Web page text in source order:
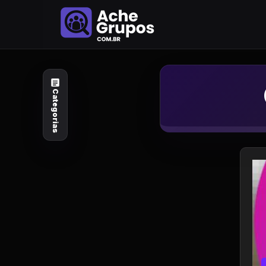
Explore por
assunto
Animais e Natureza
Arte e Design
Categorias